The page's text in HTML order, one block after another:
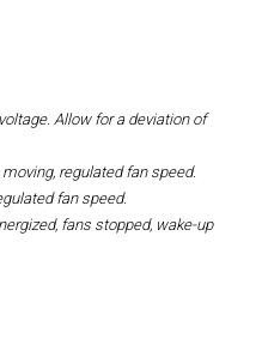
Allow for a deviation of
regulated fan speed.
fan speed.
fans stopped, wake-up